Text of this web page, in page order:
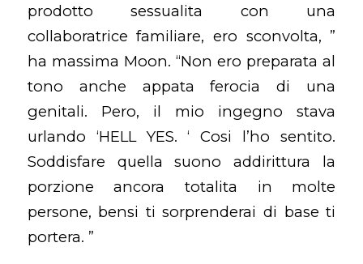
prodotto sessualita con una
collaboratrice familiare, ero sconvolta, ”
ha massima Moon. “Non ero preparata al
tono anche appata ferocia di una
genitali. Pero, il mio ingegno stava
urlando ‘HELL YES. ‘ Cosi l’ho sentito.
Soddisfare quella suono addirittura la
porzione ancora totalita in molte
persone, bensi ti sorprenderai di base ti
portera. ”